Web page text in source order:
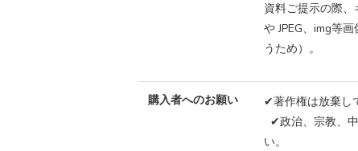
資料ご提示の際
や JPEG、img等
うため）。
購入者へのお願い
✔︎著作権は放棄し
✔︎政治、宗教、
い。